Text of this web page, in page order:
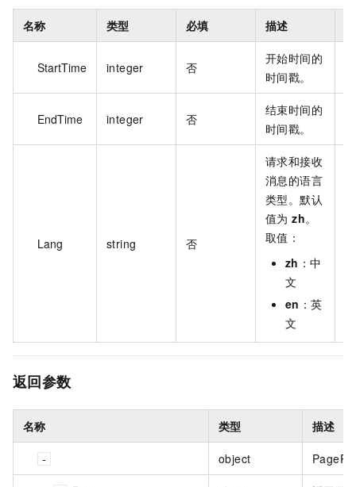
名称 类型 必填 描述
StartTime integer 否
开始时间的
时间戳。
EndTime integer 否
结束时间的
时间戳。
Lang string 否
请求和接收
消息的语言
类型。默认
值为zh。
取值：
zh ：中
文
en ：英
文
返回参数
名称 类型 描述
object